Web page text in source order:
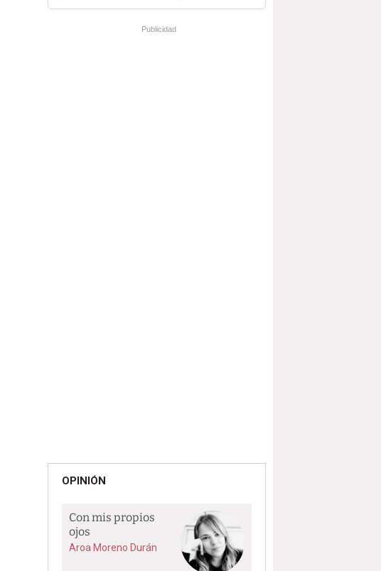
Publicidad
OPINIÓN
Con mis propios
ojos
Aroa Moreno Durán